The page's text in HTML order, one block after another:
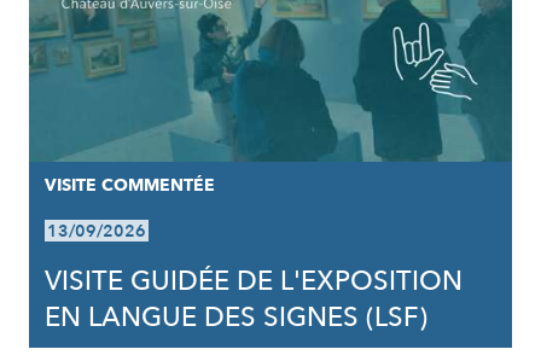
VISITE COMMENTÉE
13/09/2026
VISITE GUIDÉE DE L'EXPOSITION
EN LANGUE DES SIGNES (LSF)